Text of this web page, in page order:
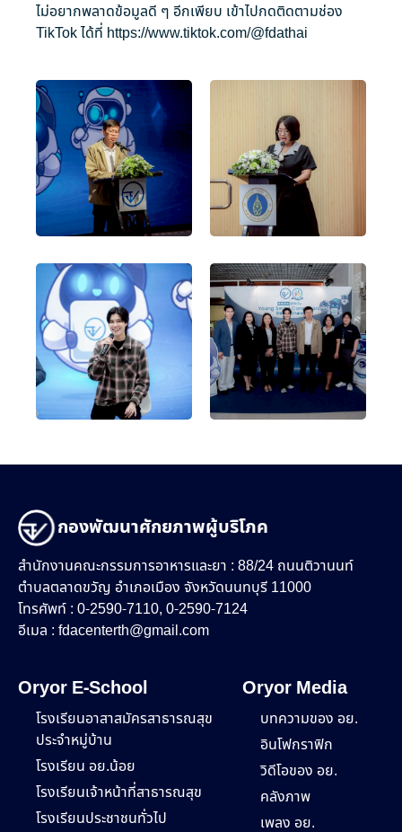
ไม่อยากพลาดข้อมูลดี ๆ อีกเพียบ เข้าไปกดติดตามช่อง
TikTok ได้ที่ https://www.tiktok.com/@fdathai
กองพัฒนาศักยภาพผู้บริโภค
สำนักงานคณะกรรมการอาหารและยา : 88/24 ถนนติวานนท์
ตำบลตลาดขวัญ อำเภอเมือง จังหวัดนนทบุรี 11000
โทรศัพท์ : 0-2590-7110, 0-2590-7124
อีเมล : fdacenterth@gmail.com
Oryor E-School
โรงเรียนอาสาสมัครสาธารณสุข
ประจำหมู่บ้าน
โรงเรียน อย.น้อย
โรงเรียนเจ้าหน้าที่สาธารณสุข
โรงเรียนประชาชนทั่วไป
Oryor Media
บทความของ อย.
อินโฟกราฟิก
วิดีโอของ อย.
คลังภาพ
เพลง อย.